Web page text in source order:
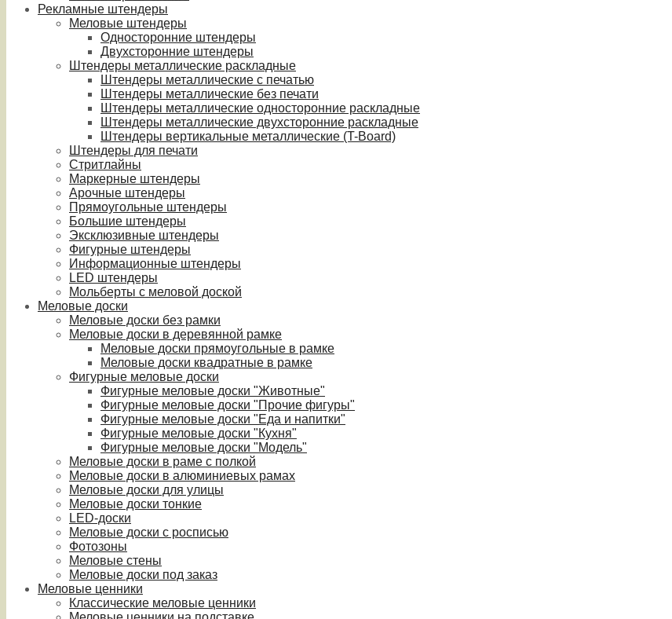
Рекламные штендеры
Меловые штендеры
Односторонние штендеры
Двухсторонние штендеры
Штендеры металлические раскладные
Штендеры металлические с печатью
Штендеры металлические без печати
Штендеры металлические односторонние раскладные
Штендеры металлические двухсторонние раскладные
Штендеры вертикальные металлические (T-Board)
Штендеры для печати
Стритлайны
Маркерные штендеры
Арочные штендеры
Прямоугольные штендеры
Большие штендеры
Эксклюзивные штендеры
Фигурные штендеры
Информационные штендеры
LED штендеры
Мольберты с меловой доской
Меловые доски
Меловые доски без рамки
Меловые доски в деревянной рамке
Меловые доски прямоугольные в рамке
Меловые доски квадратные в рамке
Фигурные меловые доски
Фигурные меловые доски "Животные"
Фигурные меловые доски "Прочие фигуры"
Фигурные меловые доски "Еда и напитки"
Фигурные меловые доски "Кухня"
Фигурные меловые доски "Модель"
Меловые доски в раме с полкой
Меловые доски в алюминиевых рамах
Меловые доски для улицы
Меловые доски тонкие
LED-доски
Меловые доски с росписью
Фотозоны
Меловые стены
Меловые доски под заказ
Меловые ценники
Классические меловые ценники